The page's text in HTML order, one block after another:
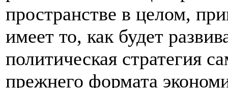
пространстве в целом,
имеет то, как будет
политическая стратегия
прежнего формата